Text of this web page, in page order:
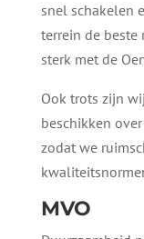
snel schakelen
terrein de beste
sterk met de
Ook trots zijn
beschikken
zodat we
MVO